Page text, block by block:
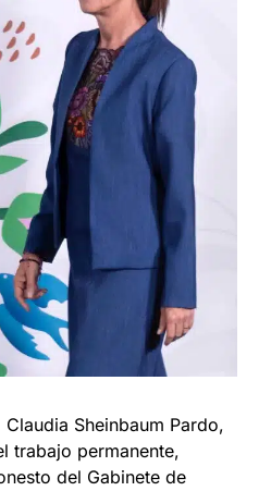
Sheinbaum Pardo,
trabajo permanente,
del Gabinete de